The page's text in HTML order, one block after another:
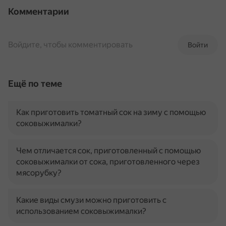
Комментарии
Войти
Войдите, чтобы комментировать
Ещё по теме
Как приготовить томатный сок на зиму с помощью
соковыжималки?
Чем отличается сок, приготовленный с помощью
соковыжималки от сока, приготовленного через
мясорубку?
Какие виды смузи можно приготовить с
использованием соковыжималки?